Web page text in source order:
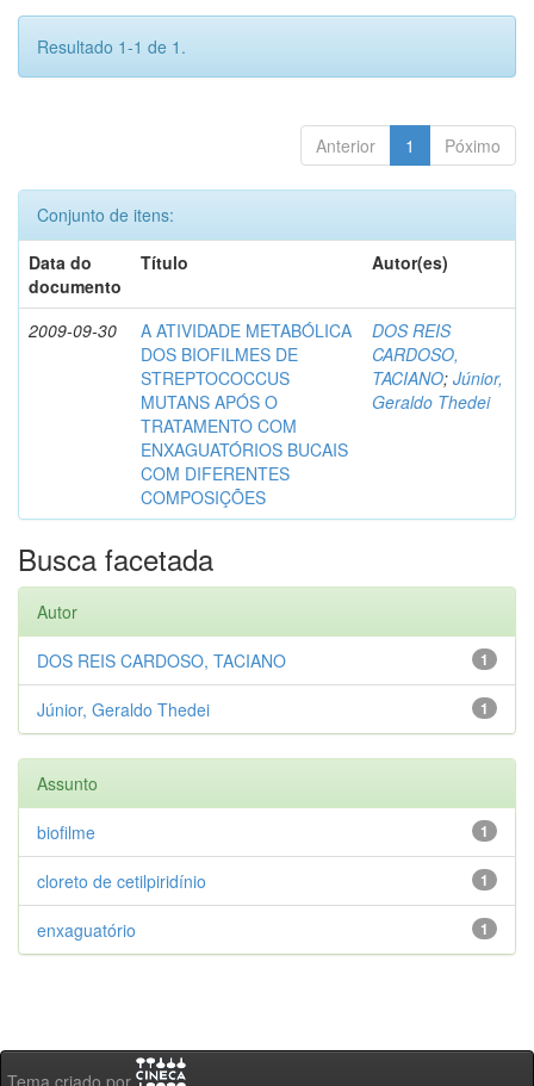
Resultado 1-1 de 1.
Anterior 1 Póximo
Conjunto de itens:
Data do
documento
Título Autor(es)
2009-09-30
A ATIVIDADE METABÓLICA
DOS BIOFILMES DE
STREPTOCOCCUS
MUTANS APÓS O
TRATAMENTO COM
ENXAGUATÓRIOS BUCAIS
COM DIFERENTES
COMPOSIÇÕES
DOS REIS
CARDOSO,
TACIANO; Júnior,
Geraldo Thedei
Busca facetada
Autor
1
DOS REIS CARDOSO, TACIANO
1
Júnior, Geraldo Thedei
Assunto
1
biofilme
1
cloreto de cetilpiridínio
1
enxaguatório